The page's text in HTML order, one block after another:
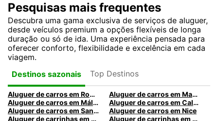
Pesquisas mais frequentes
Descubra uma gama exclusiva de serviços de aluguer,
desde veículos premium a opções flexíveis de longa
duração ou só de ida. Uma experiência pensada para
oferecer conforto, flexibilidade e excelência em cada
viagem.
Destinos sazonais
Top Destinos
Aluguer de carros em Roma
Aluguer de carros em Madrid
Aluguer de carros em Málaga
Aluguer de carros em Caldas da Rainha
Aluguer de carros em Santa Maria da Feira
Aluguer de carros em Nice
Aluguer de carrinhas em Nice
Aluguer de carrinhas em Santa Maria da Feira